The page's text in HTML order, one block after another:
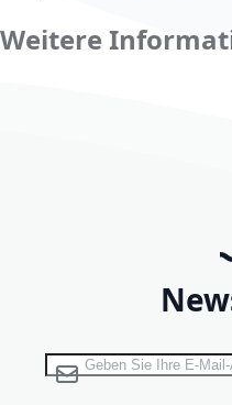
Weitere
Melden Sie sich für